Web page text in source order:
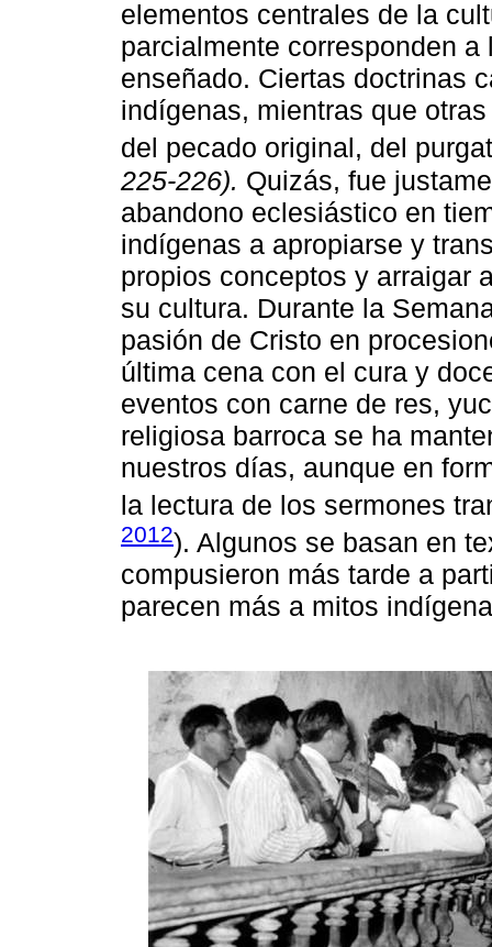
elementos centrales de la
parcialmente corresponden
enseñado. Ciertas doctrinas
indígenas, mientras que
del pecado original, del
225-226). Quizás, fue
abandono eclesiástico en
indígenas a apropiarse y
propios conceptos y arraigar
su cultura. Durante la
pasión de Cristo en
última cena con el cura y
eventos con carne de res,
religiosa barroca se ha
nuestros días, aunque en
la lectura de los sermones
2012). Algunos se basan en
compusieron más tarde a
parecen más a mitos